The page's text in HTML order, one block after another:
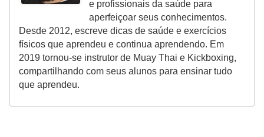
e profissionais da saúde para
aperfeiçoar seus conhecimentos.
Desde 2012, escreve dicas de saúde e exercícios
físicos que aprendeu e continua aprendendo. Em
2019 tornou-se instrutor de Muay Thai e Kickboxing,
compartilhando com seus alunos para ensinar tudo
que aprendeu.